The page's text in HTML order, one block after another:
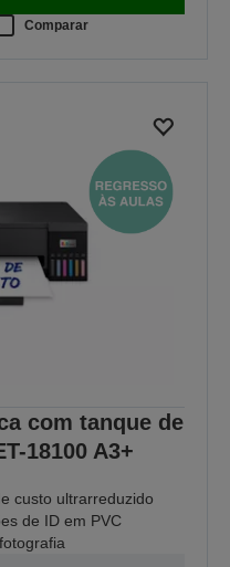
Comparar
com tanque de
18100 A3+
custo ultrarreduzido
de ID em PVC